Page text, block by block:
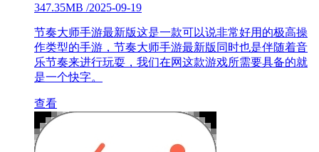
347.35MB /2025-09-19
节奏大师手游最新版这是一款可以说非常好用的极高操
作类型的手游，节奏大师手游最新版同时也是伴随着音
乐节奏来进行玩耍，我们在网这款游戏所需要具备的就
是一个快字。
查看